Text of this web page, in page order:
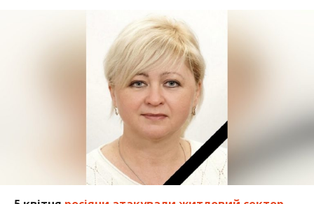
росіяни атакували житловий сектор
. На жаль, містянка Марина
Олександрівна Новикова отримала тяжкі
поранення. Її доставили до обласної лікарні,
але врятувати постраждалу не вдалося. Жінка
померла 11 квітня.
Трагічну звістку повідомив міський голова
Олександр Саюк, передає Інформатор